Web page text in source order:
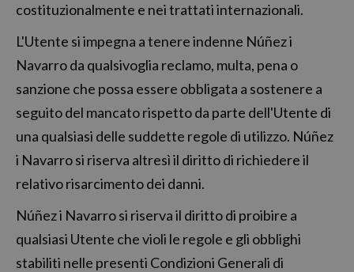
costituzionalmente e nei trattati internazionali.
L'Utente si impegna a tenere indenne Núñez i
Navarro da qualsivoglia reclamo, multa, pena o
sanzione che possa essere obbligata a sostenere a
seguito del mancato rispetto da parte dell'Utente di
una qualsiasi delle suddette regole di utilizzo. Núñez
i Navarro si riserva altresì il diritto di richiedere il
relativo risarcimento dei danni.
Núñez i Navarro si riserva il diritto di proibire a
qualsiasi Utente che violi le regole e gli obblighi
stabiliti nelle presenti Condizioni Generali di